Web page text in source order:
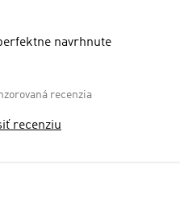
navrhnute
recenzia
recenziu